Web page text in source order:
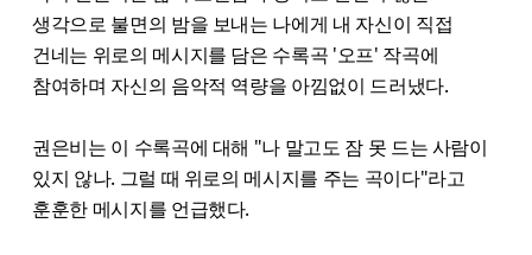
생각으로 불면의 밤을 보내는 나에게 내 자신이 직접
건네는 위로의 메시지를 담은 수록곡 '오프' 작곡에
참여하며 자신의 음악적 역량을 아낌없이 드러냈다.
권은비는 이 수록곡에 대해 "나 말고도 잠 못 드는 사람이
있지 않나. 그럴 때 위로의 메시지를 주는 곡이다"라고
훈훈한 메시지를 언급했다.